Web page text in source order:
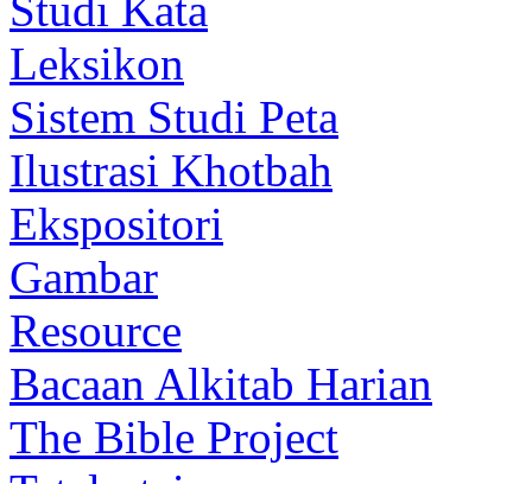
Studi Kata
Leksikon
Sistem Studi Peta
Ilustrasi Khotbah
Ekspositori
Gambar
Resource
Bacaan Alkitab Harian
The Bible Project